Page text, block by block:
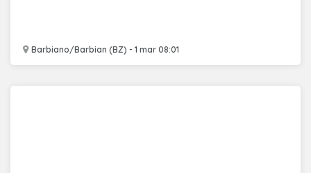
Barbiano/Barbian (BZ) - 1 mar 08:01